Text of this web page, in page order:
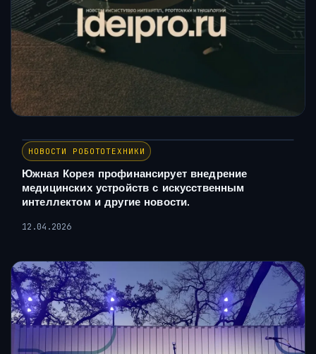
НОВОСТИ РОБОТОТЕХНИКИ
Южная Корея профинансирует внедрение
медицинских устройств с искусственным
интеллектом и другие новости.
12.04.2026